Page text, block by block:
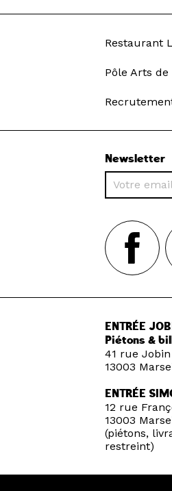
Restaurant
Pôle Arts de
Newsletter
ENTRÉE
Piétons &
41 rue Jobin
13003
ENTRÉE
12 rue
13003
(piétons,
restreint)